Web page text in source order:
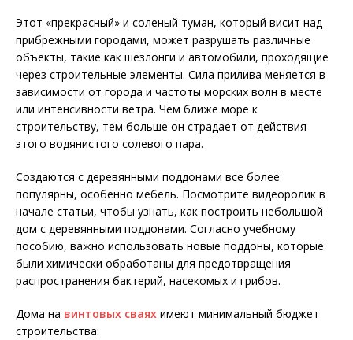
Этот «прекрасный» и соленый туман, который висит над
прибрежными городами, может разрушать различные
объекты, такие как шезлонги и автомобили, проходящие
через строительные элементы. Сила прилива меняется в
зависимости от города и частоты морских волн в месте
или интенсивности ветра. Чем ближе море к
строительству, тем больше он страдает от действия
этого водянистого солевого пара.
Создаются с деревянными поддонами все более
популярны, особенно мебель. Посмотрите видеоролик в
начале статьи, чтобы узнать, как построить небольшой
дом с деревянными поддонами. Согласно учебному
пособию, важно использовать новые поддоны, которые
были химически обработаны для предотвращения
распространения бактерий, насекомых и грибов.
Дома на винтовых сваях имеют минимальный бюджет
строительства: